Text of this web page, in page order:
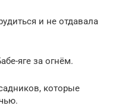
и не отдавала
яге за огнём.
которые